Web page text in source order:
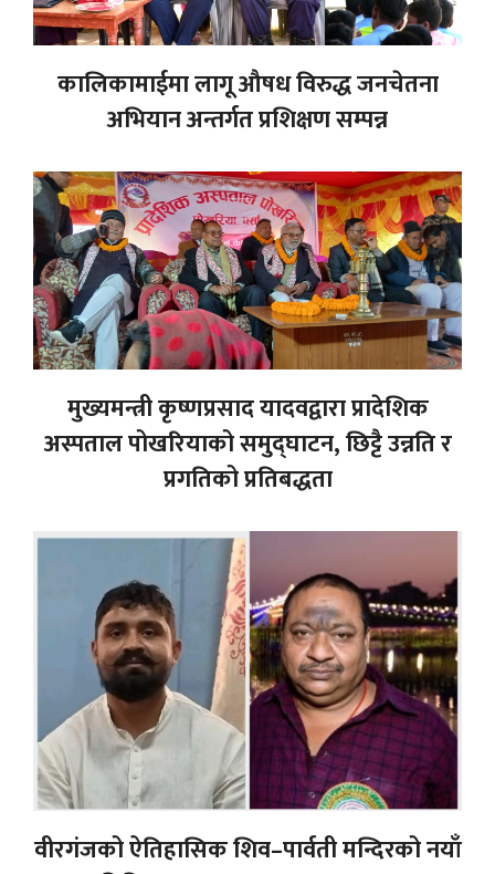
कालिकामाईमा लागू औषध विरुद्ध जनचेतना
अभियान अन्तर्गत प्रशिक्षण सम्पन्न
मुख्यमन्त्री कृष्णप्रसाद यादवद्वारा प्रादेशिक
अस्पताल पोखरियाको समुद्घाटन, छिट्टै उन्नति र
प्रगतिको प्रतिबद्धता
वीरगंजको ऐतिहासिक शिव–पार्वती मन्दिरको नयाँ